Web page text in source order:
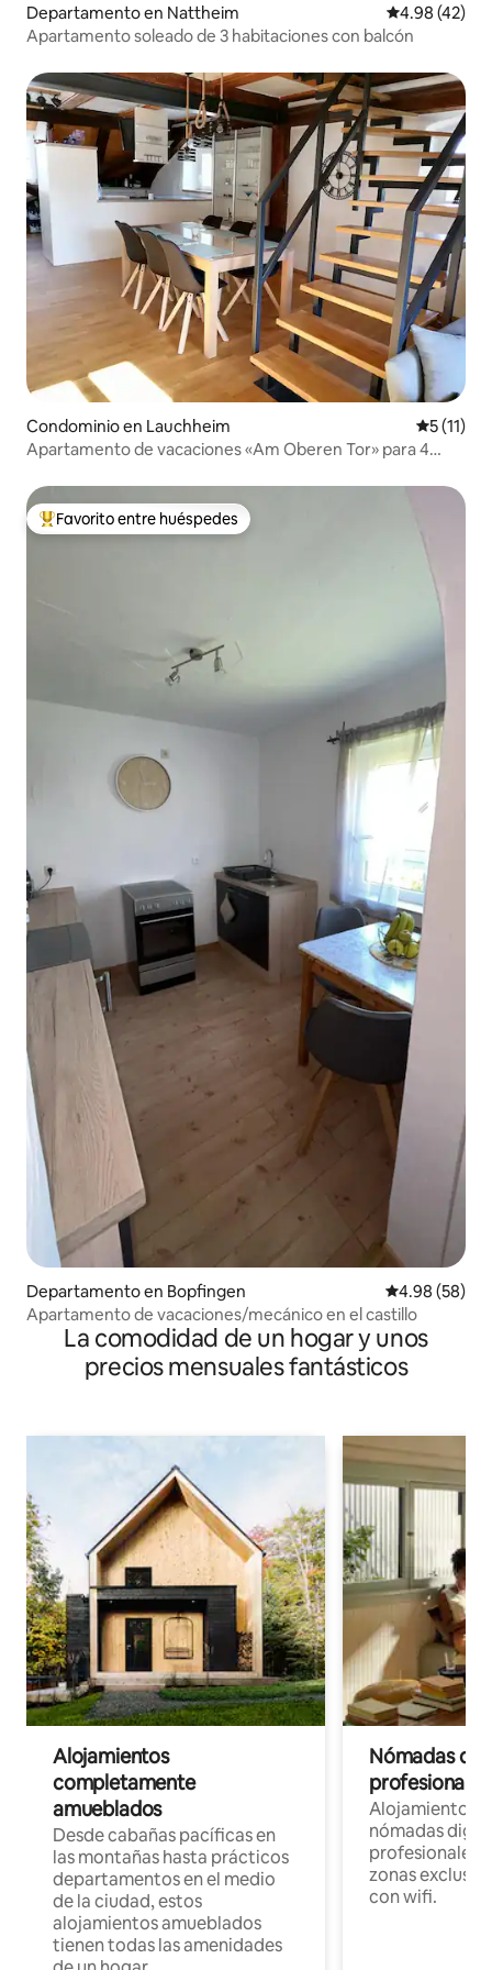
Departamento en Nattheim Calificación
4.98 (42)
Apartamento soleado de 3 habitaciones con balcón
Condominio en Lauchheim
5 (11)
Apartamento de vacaciones «Am Oberen Tor» para 4
De los mejores en Favorito entre huéspedes
Favorito entre huéspedes
Departamento en Bopfingen Calificación
4.98 (58)
Apartamento de vacaciones/mecánico en el castillo
La comodidad de un hogar y unos
precios mensuales fantásticos
Alojamientos
completamente
amueblados
Desde cabañas pacíficas en
las montañas hasta prácticos
departamentos en el medio
de la ciudad, estos
alojamientos amueblados
tienen todas las amenidades
Nómadas
Alojamientos
nómadas
profesionales
zonas
con wifi.